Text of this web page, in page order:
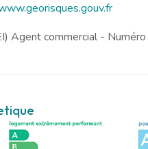
Agent commercial -